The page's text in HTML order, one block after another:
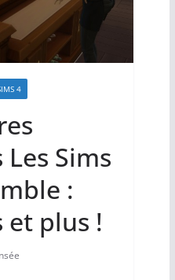
4
Sims
:
et plus !